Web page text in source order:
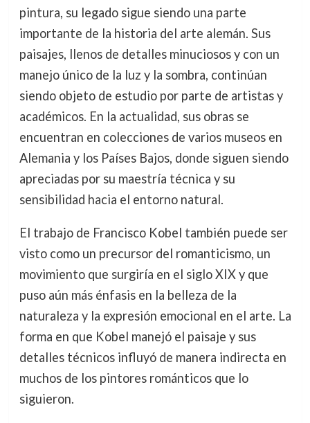
pintura, su legado sigue siendo una parte
importante de la historia del arte alemán. Sus
paisajes, llenos de detalles minuciosos y con un
manejo único de la luz y la sombra, continúan
siendo objeto de estudio por parte de artistas y
académicos. En la actualidad, sus obras se
encuentran en colecciones de varios museos en
Alemania y los Países Bajos, donde siguen siendo
apreciadas por su maestría técnica y su
sensibilidad hacia el entorno natural.
El trabajo de Francisco Kobel también puede ser
visto como un precursor del romanticismo, un
movimiento que surgiría en el siglo XIX y que
puso aún más énfasis en la belleza de la
naturaleza y la expresión emocional en el arte. La
forma en que Kobel manejó el paisaje y sus
detalles técnicos influyó de manera indirecta en
muchos de los pintores románticos que lo
siguieron.